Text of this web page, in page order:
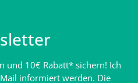
und 10€ Rabatt* sichern! Ich
informiert werden. Die